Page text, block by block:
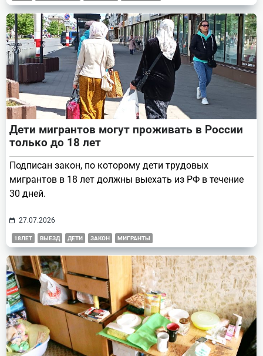
Дети мигрантов могут проживать в России
только до 18 лет
Подписан закон, по которому дети трудовых
мигрантов в 18 лет должны выехать из РФ в течение
30 дней.
27.07.2026
18ЛЕТ ВЫЕЗД ДЕТИ ЗАКОН МИГРАНТЫ